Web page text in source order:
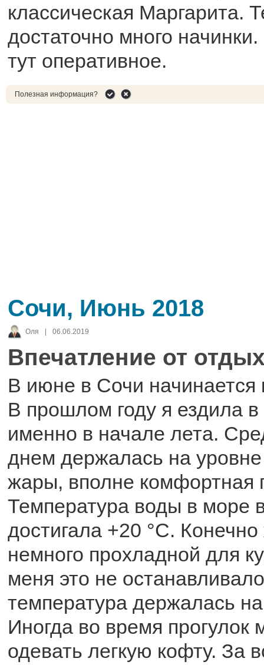
классическая Маргарита.
достаточно много
тут оперативное.
Полезная информация?
Сочи, Июнь 2018
Оля | 06.06.2019
Впечатление от
В июне в Сочи начинается
В прошлом году я ездила в
именно в начале лета.
днем держалась на
жары, вполне комфортная
Температура воды в море
достигала +20 °С.
немного прохладной для
меня это не
температура держалась
Иногда во время прогулок
одевать легкую кофту. За